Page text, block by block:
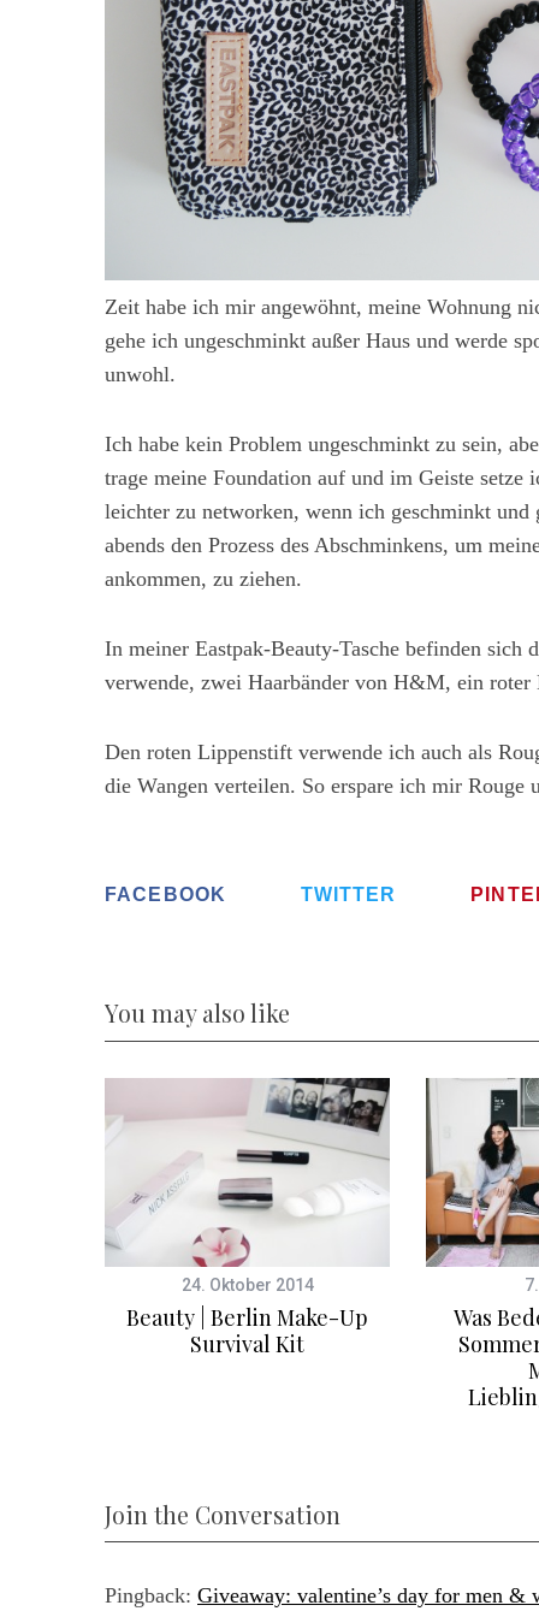
Zeit habe ich mir angewöhnt, meine Wohnung
gehe ich ungeschminkt außer Haus und werde
unwohl.
Ich habe kein Problem ungeschminkt zu sein,
trage meine Foundation auf und im Geiste
leichter zu networken, wenn ich geschminkt
abends den Prozess des Abschminkens, um
ankommen, zu ziehen.
In meiner Eastpak-Beauty-Tasche befinden
verwende, zwei Haarbänder von H&M, ein
Den roten Lippenstift verwende ich auch als
die Wangen verteilen. So erspare ich mir Rouge
FACEBOOK TWITTER
You may also like
24. Oktober 2014
Beauty | Berlin Make-Up
Survival Kit
Was
Join the Conversation
Pingback: Giveaway: valentine’s day for men &
f
o
r
: